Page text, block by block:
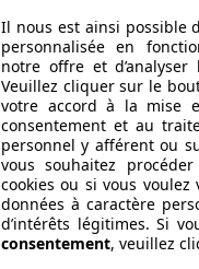
Il nous est ainsi possible
personnalisée en
notre offre et
Veuillez cliquer sur le
votre accord à la mise
consentement et au
personnel y afférent ou
vous souhaitez
cookies ou si vous
données à caractère
d’intérêts légitimes. Si
consentement, veuillez